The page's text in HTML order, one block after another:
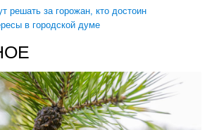
решать за горожан, кто достоин
в городской думе